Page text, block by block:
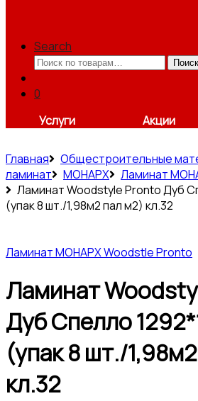
Search
Искать:
Поиск
0
Услуги
Акции
Главная Общестроительные
ламинат
МОНАРХ
Ламинат
Ламинат Woodstyle Pronto Дуб
(упак 8 шт./1,98м2 пал м2) кл.32
Ламинат МОНАРХ Woodstle Pronto
Ламинат
Дуб Спелло
(упак 8 шт./
кл.32